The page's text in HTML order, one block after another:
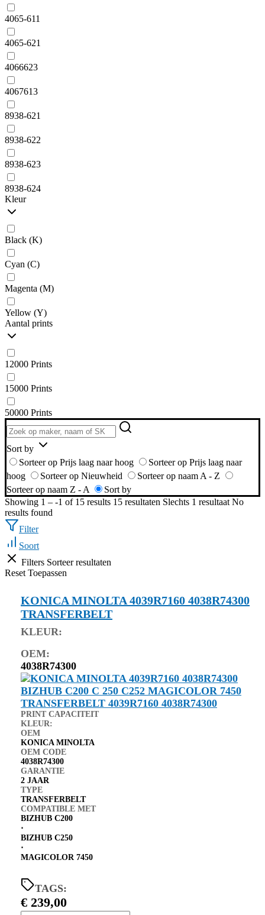
4065-611
4065-621
4066623
4067613
8938-621
8938-622
8938-623
8938-624
Kleur
Black (K)
Cyan (C)
Magenta (M)
Yellow (Y)
Aantal prints
12000 Prints
15000 Prints
50000 Prints
Sort by
Sorteer op Prijs laag naar hoog
Sorteer op Prijs laag naar
hoog
Sorteer op Nieuwheid
Sorteer op naam A - Z
Sorteer op naam Z - A
Sort by
Showing 1 – -1 of 15 results 15 resultaten Slechts 1 resultaat No
results found
Filter
Soort
Filters Sorteer resultaten
Reset Toepassen
KONICA MINOLTA 4039R7160 4038R74300
TRANSFERBELT
KLEUR:
OEM:
4038R74300
PRINT CAPACITEIT
KLEUR:
OEM
KONICA MINOLTA
OEM CODE
4038R74300
GARANTIE
2 JAAR
TYPE
TRANSFERBELT
COMPATIBLE MET
BIZHUB C200
⋅
BIZHUB C250
⋅
MAGICOLOR 7450
TAGS:
€ 239,00